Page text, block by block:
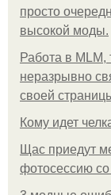
просто
высокой моды.
Работа в MLM,
неразрывно
своей
Кому идет
Щас приедут
фотосессию